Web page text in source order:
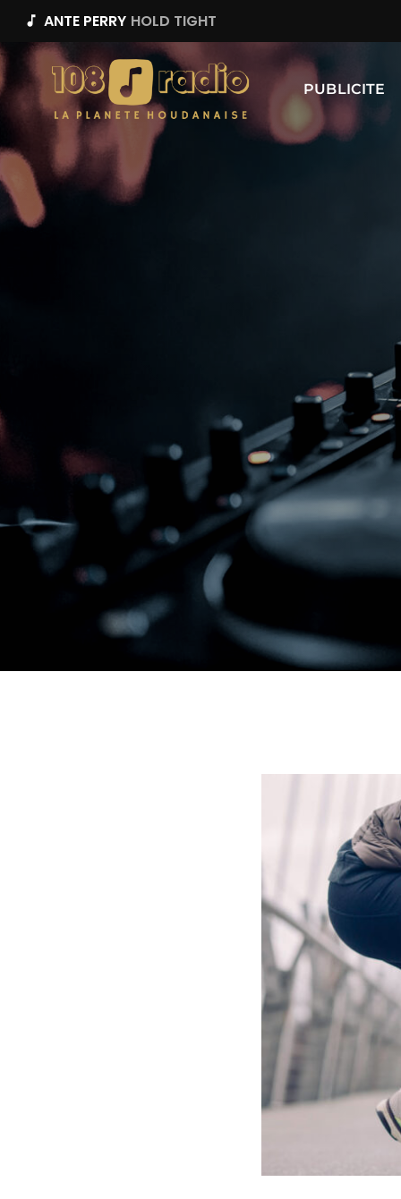
music_note ANTE PERRY HOLD TIGHT
PUBLICITE